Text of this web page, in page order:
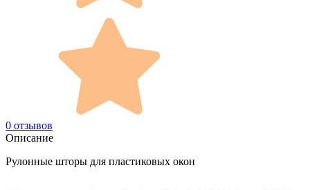
0 отзывов
Описание
Рулонные шторы для пластиковых окон